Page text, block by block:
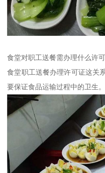
食堂对职工送餐需办理什么许
食堂职工送餐办理许可证这关
要保证食品运输过程中的卫生。